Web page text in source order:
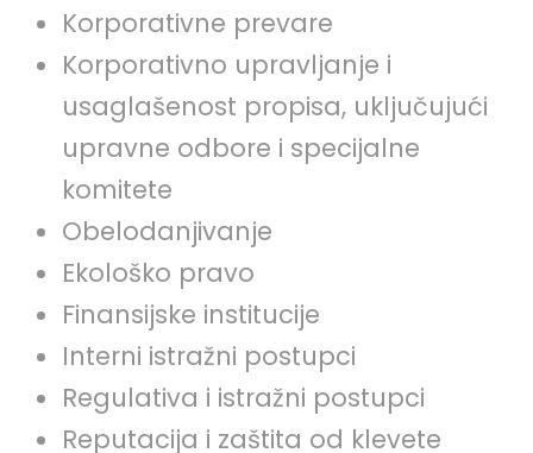
Korporativne prevare
Korporativno upravljanje i
usaglašenost propisa, uključujući
upravne odbore i specijalne
komitete
Obelodanjivanje
Ekološko pravo
Finansijske institucije
Interni istražni postupci
Regulativa i istražni postupci
Reputacija i zaštita od klevete